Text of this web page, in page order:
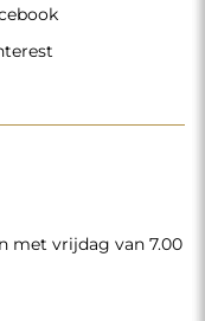
met vrijdag van 7.00